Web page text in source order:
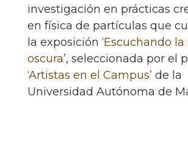
investigación en prácticas
en física de partículas que
la exposición ‘Escuchando
oscura’, seleccionada por el
‘Artistas en el Campus’ de la
Universidad Autónoma de